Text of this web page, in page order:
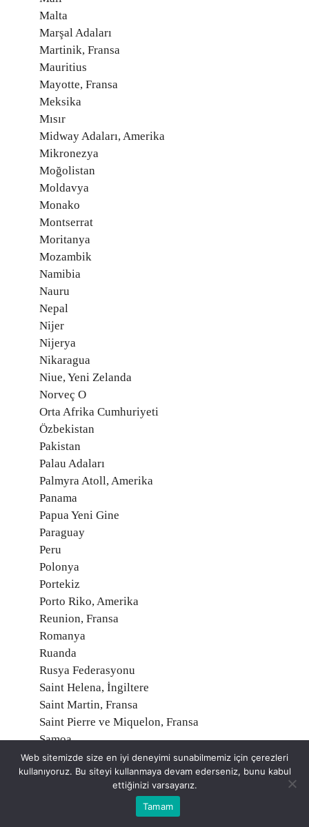
Malta
Marşal Adaları
Martinik, Fransa
Mauritius
Mayotte, Fransa
Meksika
Mısır
Midway Adaları, Amerika
Mikronezya
Moğolistan
Moldavya
Monako
Montserrat
Moritanya
Mozambik
Namibia
Nauru
Nepal
Nijer
Nijerya
Nikaragua
Niue, Yeni Zelanda
Norveç O
Orta Afrika Cumhuriyeti
Özbekistan
Pakistan
Palau Adaları
Palmyra Atoll, Amerika
Panama
Papua Yeni Gine
Paraguay
Peru
Polonya
Portekiz
Porto Riko, Amerika
Reunion, Fransa
Romanya
Ruanda
Rusya Federasyonu
Saint Helena, İngiltere
Saint Martin, Fransa
Saint Pierre ve Miquelon, Fransa
Samoa
San Marino
Santa Kitts ve Nevis
Santa Vincent ve Grenadinler
Web sitemizde size en iyi deneyimi sunabilmemiz için çerezleri
kullanıyoruz. Bu siteyi kullanmaya devam ederseniz, bunu kabul
ettiğinizi varsayarız.
Tamam